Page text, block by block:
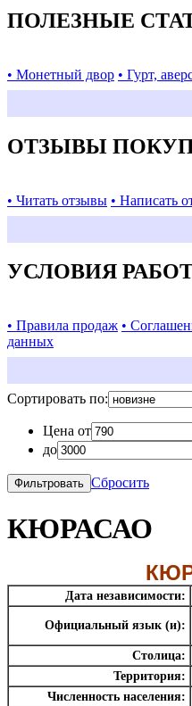
ПОЛЕЗНЫЕ
• Монетный двор • Гурт,
ОТЗЫВЫ
• Читать отзывы • Написать
УСЛОВИЯ
• Правила продаж •
данных
Сортировать по:
Цена от
до
Сбросить
КЮРАСАО
Дата независимости:
Официальный язык (и):
Столица:
Территория:
Численность населения: